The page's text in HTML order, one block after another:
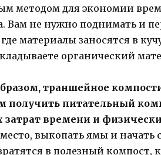
методом для экономии
Вам не нужно поднимать и
где материалы заносятся в
органический
траншейное
получить питательный
затрат времени и
выкопать ямы и начать
в полезный компост,